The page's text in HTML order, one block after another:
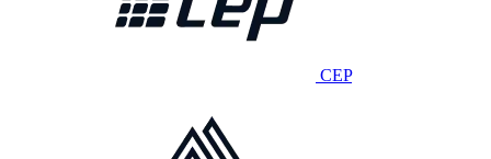
CEP